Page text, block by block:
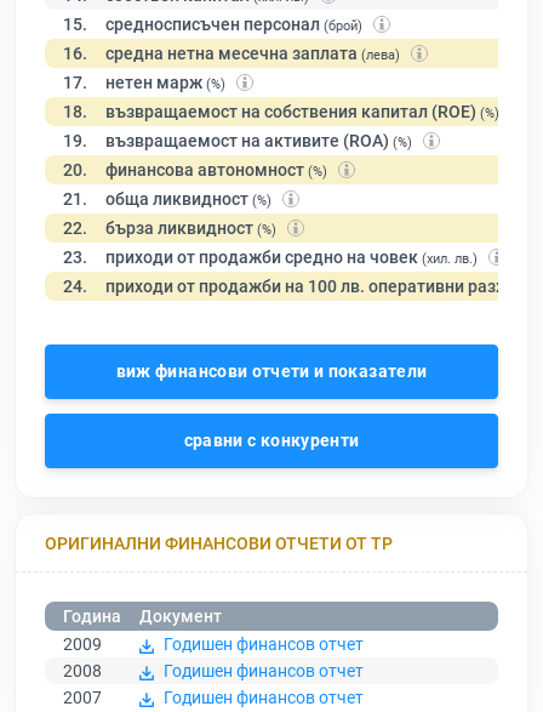
15. средносписъчен персонал (брой)
16. средна нетна месечна заплата (лева)
17. нетен марж (%)
18. възвращаемост на собствения капитал (ROE) (%)
19. възвращаемост на активите (ROA) (%)
20. финансова автономност (%)
21. обща ликвидност (%)
22. бърза ликвидност (%)
23. приходи от продажби средно на човек (хил. лв.)
24. приходи от продажби на 100 лв. оперативни разходи
виж финансови отчети и показатели
сравни с конкуренти
ОРИГИНАЛНИ ФИНАНСОВИ ОТЧЕТИ ОТ ТР
Година
Документ
2009
Годишен финансов отчет
2008
Годишен финансов отчет
2007
Годишен финансов отчет